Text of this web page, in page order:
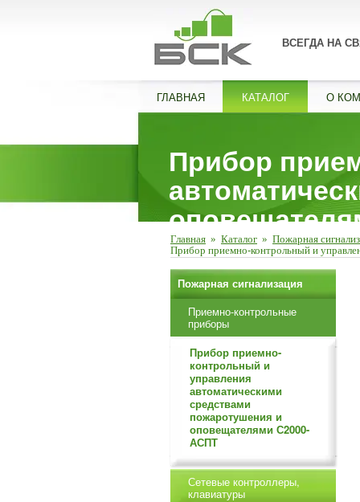
ВСЕГДА НА
ГЛАВНАЯ КАТАЛОГ О
Прибор
Главная » Каталог » Пожарная
Прибор приемно-контрольный и
Пожарная сигнализация
Приемно-контрольные
приборы
Прибор приемно-
контрольный и
управления
автоматическими
средствами
пожаротушения и
оповещателями С2000-
АСПТ
Сетевые контроллеры,
клавиатуры